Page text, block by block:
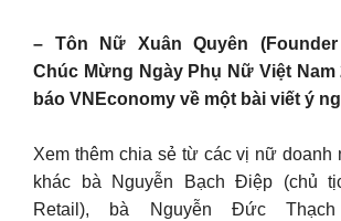
– Tôn Nữ Xuân Quyên (Founder
Chúc Mừng Ngày Phụ Nữ Việt Nam
báo VNEconomy về một bài viết ý
Xem thêm chia sẻ từ các vị nữ doanh
khác bà Nguyễn Bạch Điệp (chủ
Retail), bà Nguyễn Đức